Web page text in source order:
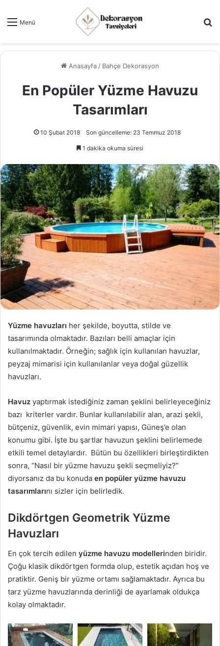
Menü
Anasayfa / Bahçe Dekorasyon
En Popüler Yüzme Havuzu
Tasarımları
10 Şubat 2018 Son güncelleme: 23 Temmuz 2018
1 dakika okuma süresi
Yüzme havuzları her şekilde, boyutta, stilde ve
tasarımında olmaktadır. Bazıları belli amaçlar için
kullanılmaktadır. Örneğin; sağlık için kullanılan havuzlar,
peyzaj mimarisi için kullanılanlar veya doğal güzellik
havuzları.
Havuz yaptırmak istediğiniz zaman şeklini belirleyeceğiniz
bazı kriterler vardır. Bunlar kullanılabilir alan, arazi şekli,
bütçeniz, güvenlik, evin mimari yapısı, Güneş’e olan
konumu gibi. İşte bu şartlar havuzun şeklini belirlemede
etkili temel detaylardır. Bütün bu özellikleri birleştirdikten
sonra, “Nasıl bir yüzme havuzu şekli seçmeliyiz?”
diyorsanız da bu konuda en popüler yüzme havuzu
tasarımlarını sizler için belirledik.
Dikdörtgen Geometrik Yüzme
Havuzları
En çok tercih edilen yüzme havuzu modellerinden biridir.
Çoğu klasik dikdörtgen formda olup, estetik açıdan hoş ve
pratiktir. Geniş bir yüzme ortamı sağlamaktadır. Ayrıca bu
tarz yüzme havuzlarında derinliği de ayarlamak oldukça
kolay olmaktadır.